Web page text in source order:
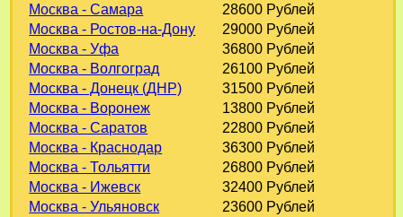
Москва - Самара
28600 Рублей
Москва - Ростов-на-Дону
29000 Рублей
Москва - Уфа
36800 Рублей
Москва - Волгоград
26100 Рублей
Москва - Донецк (ДНР)
31500 Рублей
Москва - Воронеж
13800 Рублей
Москва - Саратов
22800 Рублей
Москва - Краснодар
36300 Рублей
Москва - Тольятти
26800 Рублей
Москва - Ижевск
32400 Рублей
Москва - Ульяновск
23600 Рублей